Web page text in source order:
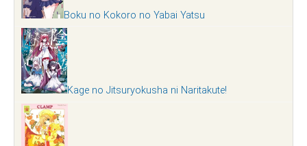
Boku no Kokoro no Yabai Yatsu
Kage no Jitsuryokusha ni Naritakute!